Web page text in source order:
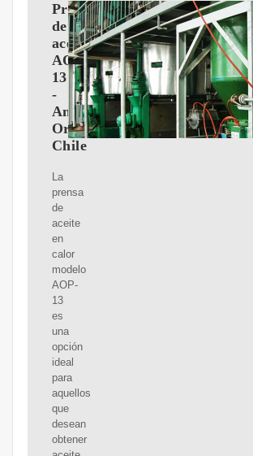
Prensa
de
aceite
AOP-
13
-
Andes
Organics
Chile
La
prensa
de
aceite
en
calor
modelo
AOP-
13
es
una
opción
ideal
para
aquellos
que
desean
obtener